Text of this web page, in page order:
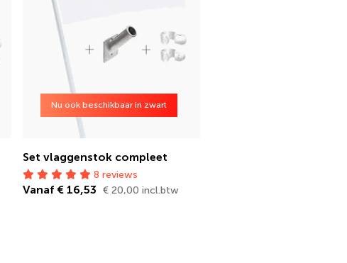
Nu ook beschikbaar in zwart
Set vlaggenstok compleet
8 reviews
Vanaf € 16,53 € 20,00 incl.btw